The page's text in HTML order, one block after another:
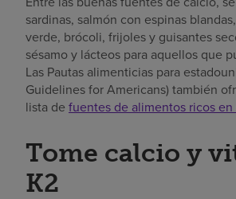
sardinas, salmón con espinas
verde, brócoli, frijoles y guisantes
sésamo y lácteos para aquellos que
Las Pautas alimenticias para
Guidelines for Americans) también
lista de fuentes de alimentos ricos
Tome calcio y
K2